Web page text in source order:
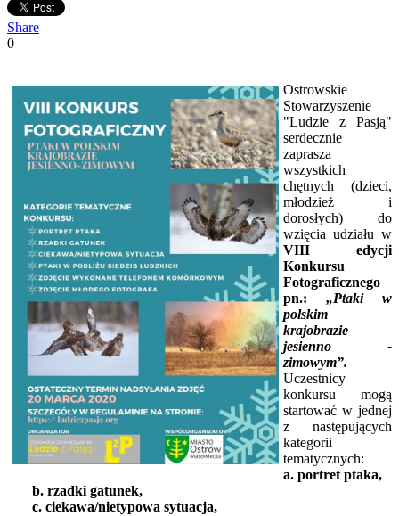
Share
0
Ostrowskie
Stowarzyszenie
"Ludzie z Pasją"
serdecznie
zaprasza
wszystkich
chętnych (dzieci,
młodzież i
dorosłych) do
wzięcia udziału w
VIII edycji
Konkursu
Fotograficznego
pn.: „Ptaki w
polskim
krajobrazie
jesienno -
zimowym”.
Uczestnicy
konkursu mogą
startować w jednej
z następujących
kategorii
tematycznych:
a. portret ptaka,
b. rzadki gatunek,
c. ciekawa/nietypowa sytuacja,